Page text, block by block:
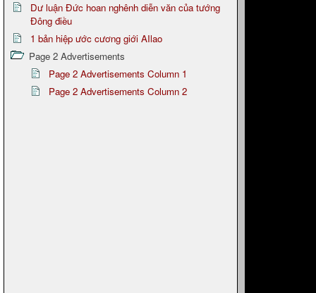
Dư luận Đức hoan nghênh diễn văn của tướng
Đông điều
1 bản hiệp ước cương giới AIlao
Page 2 Advertisements
Page 2 Advertisements Column 1
Page 2 Advertisements Column 2